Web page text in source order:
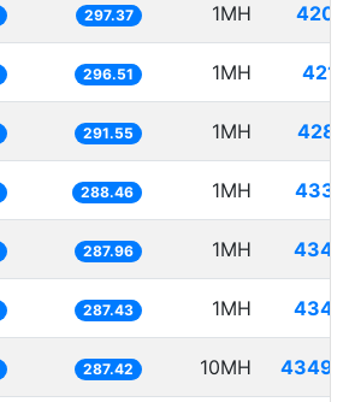
297.37 1MH
296.51 1MH
291.55 1MH
288.46 1MH
287.96 1MH
287.43 1MH
287.42 10MH